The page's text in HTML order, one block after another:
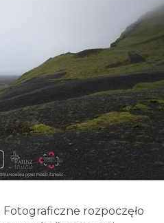
rozpoczęło